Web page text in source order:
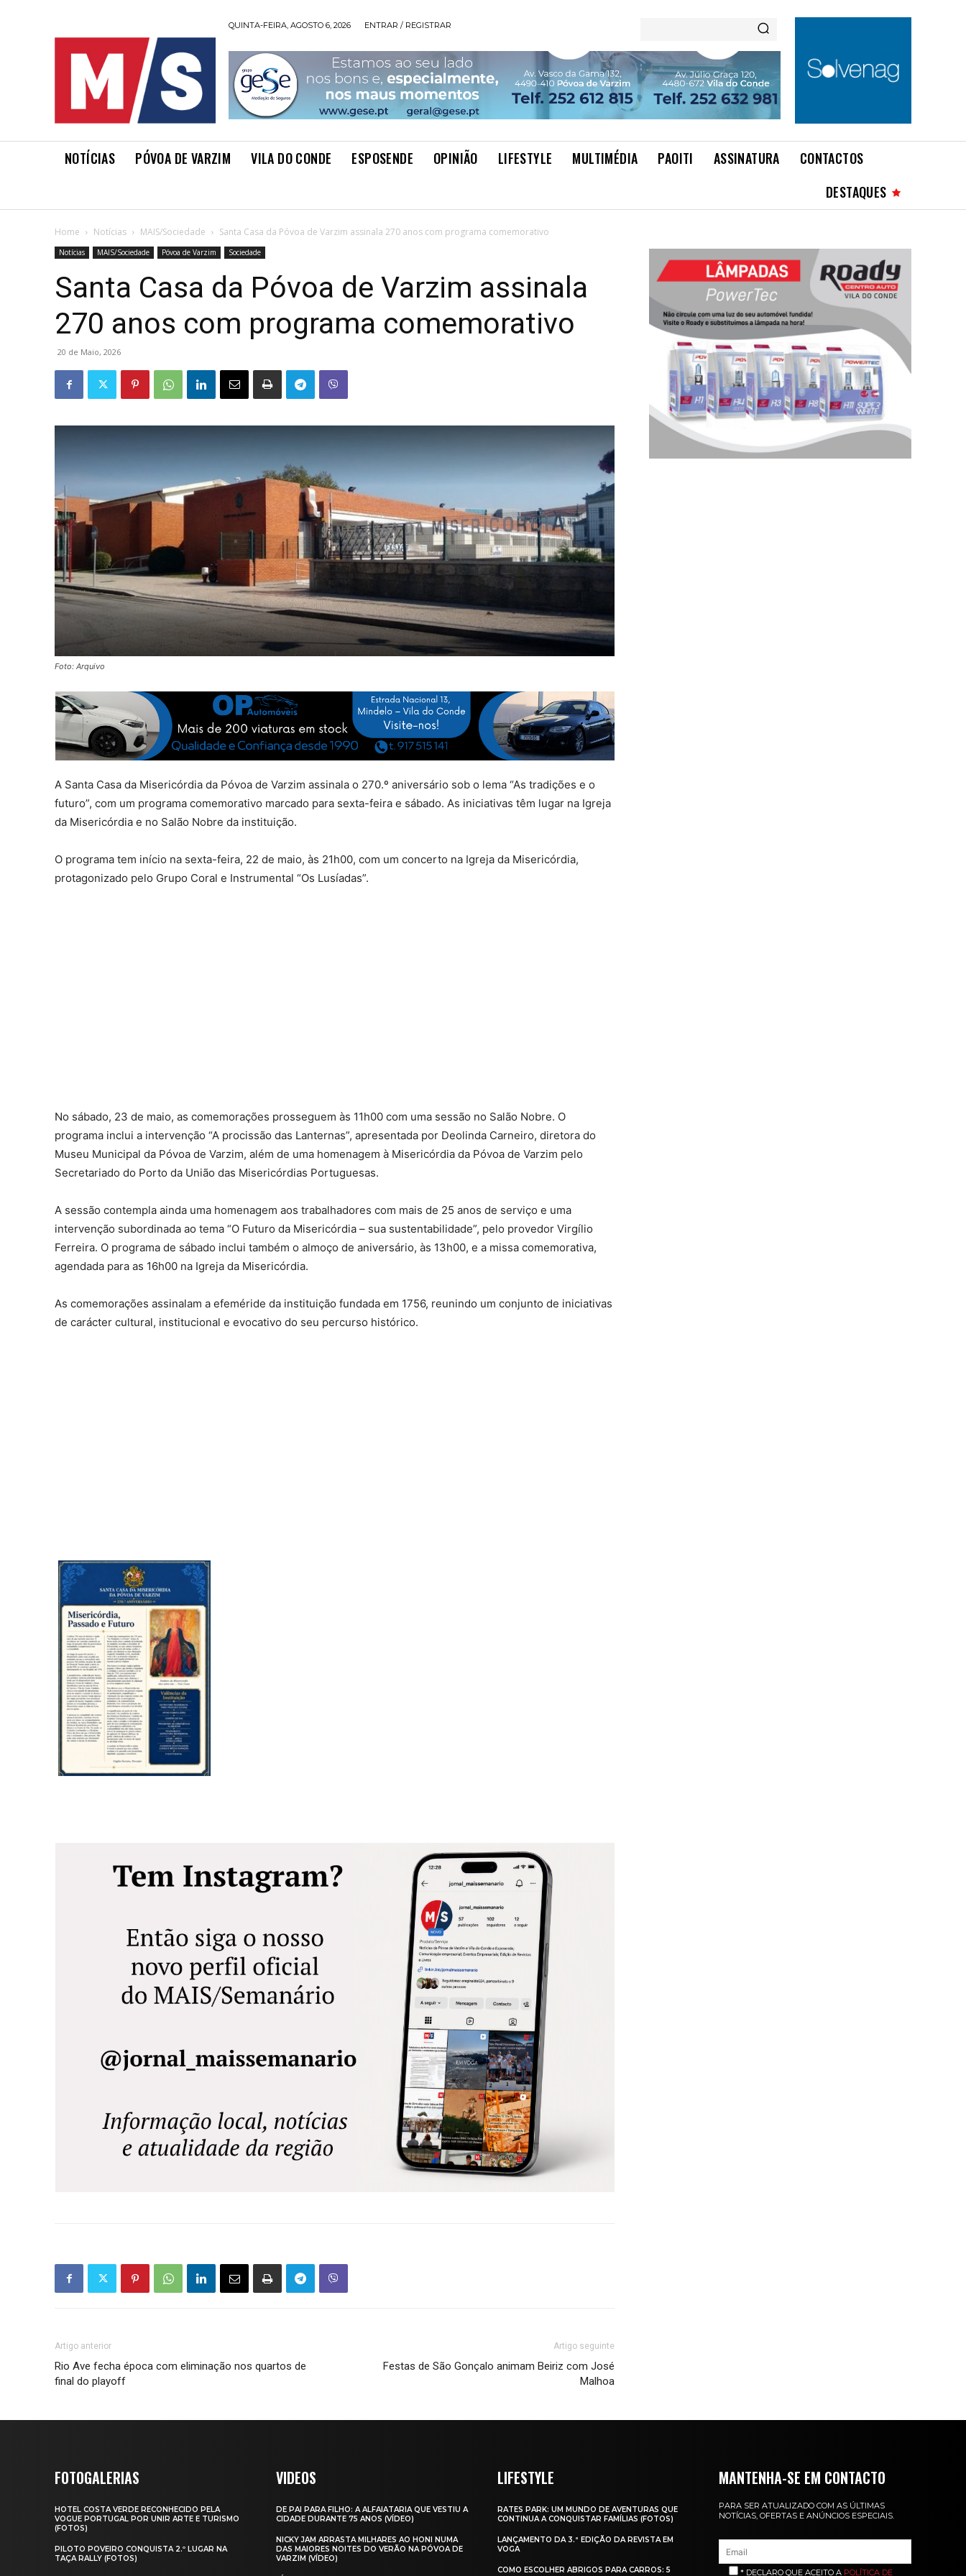
QUINTA-FEIRA, AGOSTO 6, 2026 ENTRAR / REGISTRAR
NOTÍCIAS PÓVOA DE VARZIM VILA DO CONDE ESPOSENDE OPINIÃO LIFESTYLE MULTIMÉDIA PAOITI ASSINATURA
CONTACTOS
DESTAQUES
Home Notícias MAIS/Sociedade Santa Casa da Póvoa de Varzim assinala 270 anos com programa comemorativo
Notícias MAIS/Sociedade Póvoa de Varzim Sociedade
Santa Casa da Póvoa de Varzim assinala
270 anos com programa comemorativo
20 de Maio, 2026
Foto: Arquivo
A Santa Casa da Misericórdia da Póvoa de Varzim assinala o 270.º aniversário sob o lema “As tradições e o
futuro”, com um programa comemorativo marcado para sexta-feira e sábado. As iniciativas têm lugar na Igreja
da Misericórdia e no Salão Nobre da instituição.
O programa tem início na sexta-feira, 22 de maio, às 21h00, com um concerto na Igreja da Misericórdia,
protagonizado pelo Grupo Coral e Instrumental “Os Lusíadas”.
No sábado, 23 de maio, as comemorações prosseguem às 11h00 com uma sessão no Salão Nobre. O
programa inclui a intervenção “A procissão das Lanternas”, apresentada por Deolinda Carneiro, diretora do
Museu Municipal da Póvoa de Varzim, além de uma homenagem à Misericórdia da Póvoa de Varzim pelo
Secretariado do Porto da União das Misericórdias Portuguesas.
A sessão contempla ainda uma homenagem aos trabalhadores com mais de 25 anos de serviço e uma
intervenção subordinada ao tema “O Futuro da Misericórdia – sua sustentabilidade”, pelo provedor Virgílio
Ferreira. O programa de sábado inclui também o almoço de aniversário, às 13h00, e a missa comemorativa,
agendada para as 16h00 na Igreja da Misericórdia.
As comemorações assinalam a efeméride da instituição fundada em 1756, reunindo um conjunto de iniciativas
de carácter cultural, institucional e evocativo do seu percurso histórico.
Artigo anterior
Rio Ave fecha época com eliminação nos quartos de
final do playoff
Artigo seguinte
Festas de São Gonçalo animam Beiriz com José
Malhoa
FOTOGALERIAS
HOTEL COSTA VERDE RECONHECIDO PELA
VOGUE PORTUGAL POR UNIR ARTE E TURISMO
(FOTOS)
PILOTO POVEIRO CONQUISTA 2.º LUGAR NA
TAÇA RALLY (FOTOS)
VIDEOS
DE PAI PARA FILHO: A ALFAIATARIA QUE VESTIU A
CIDADE DURANTE 75 ANOS (VÍDEO)
NICKY JAM ARRASTA MILHARES AO HONI NUMA
DAS MAIORES NOITES DO VERÃO NA PÓVOA DE
VARZIM (VÍDEO)
LIFESTYLE
RATES PARK: UM MUNDO DE AVENTURAS QUE
CONTINUA A CONQUISTAR FAMÍLIAS (FOTOS)
LANÇAMENTO DA 3.ª EDIÇÃO DA REVISTA EM
VOGA
COMO ESCOLHER ABRIGOS PARA CARROS: 5
MANTENHA-SE EM CONTACTO
PARA SER ATUALIZADO COM AS ÚLTIMAS
NOTÍCIAS, OFERTAS E ANÚNCIOS ESPECIAIS.
* DECLARO QUE ACEITO A POLÍTICA DE